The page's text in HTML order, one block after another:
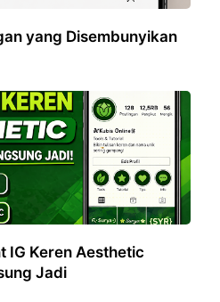
yang Disembunyikan
IG Keren Aesthetic
Jadi